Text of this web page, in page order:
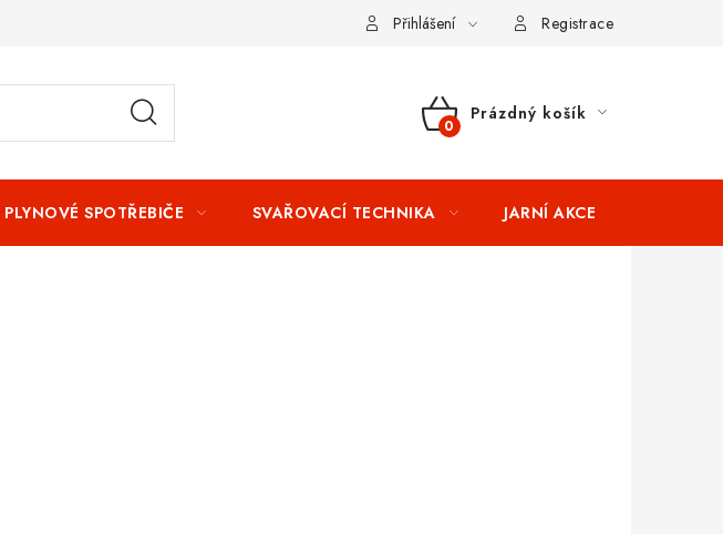
Splátkový prodej Tabulka velikostí oblečení
Přihlášení Registrace
NÁKUPNÍ
Prázdný košík
PLYNOVÉ SPOTŘEBIČE SVAŘOVACÍ TECHNIKA JARNÍ AKCE